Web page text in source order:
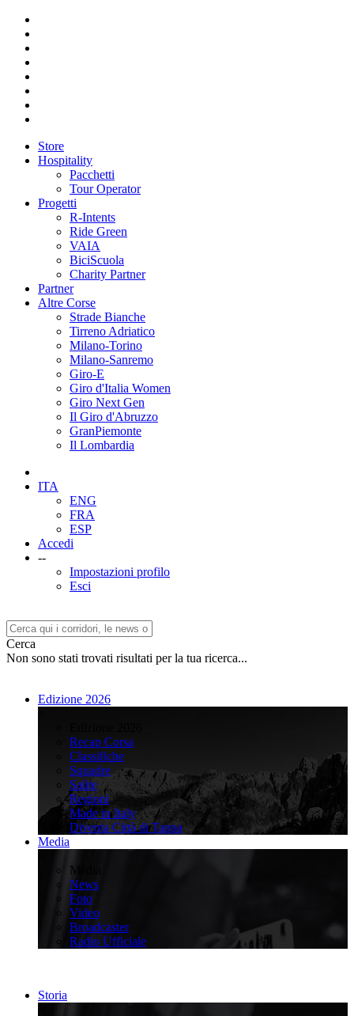
Store
Hospitality
Pacchetti
Tour Operator
Progetti
R-Intents
Ride Green
VAIA
BiciScuola
Charity Partner
Partner
Altre Corse
Strade Bianche
Tirreno Adriatico
Milano-Torino
Milano-Sanremo
Giro-E
Giro d'Italia Women
Giro Next Gen
Il Giro d'Abruzzo
GranPiemonte
Il Lombardia
ITA
ENG
FRA
ESP
Accedi
--
Impostazioni profilo
Esci
Cerca
Non sono stati trovati risultati per la tua ricerca...
Edizione 2026
Recap Corsa
Classifiche
Squadre
Salite
Regioni
Made in Italy
Diventa Città di Tappa
Media
Media
News
Foto
Video
Broadcaster
Radio Ufficiale
Storia